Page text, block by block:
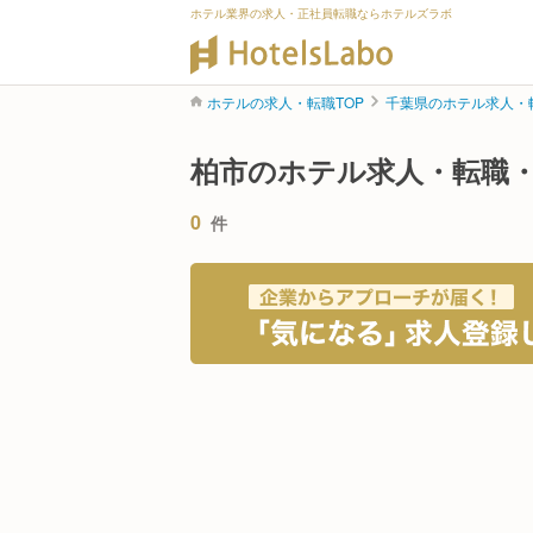
ホテル業界の求人・正社員転職ならホテルズラボ
ホテルの求人・転職TOP 千葉県のホテル求人・
柏市のホテル求人・転職
0 件